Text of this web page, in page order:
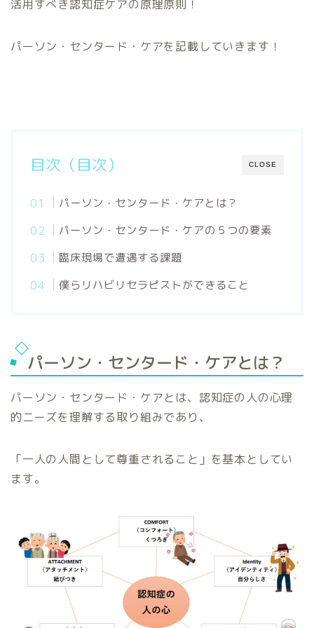
活用すべき認知症ケアの原理原則！
パーソン・センタード・ケアを記載していきます！
CLOSE
目次（目次）
パーソン・センタード・ケアとは？
パーソン・センタード・ケアの５つの要素
臨床現場で遭遇する課題
僕らリハビリセラピストができること
パーソン・センタード・ケアとは？
パーソン・センタード・ケアとは、認知症の人の心理
的ニーズを理解する取り組みであり、
「一人の人間として尊重されること」を基本としてい
ます。